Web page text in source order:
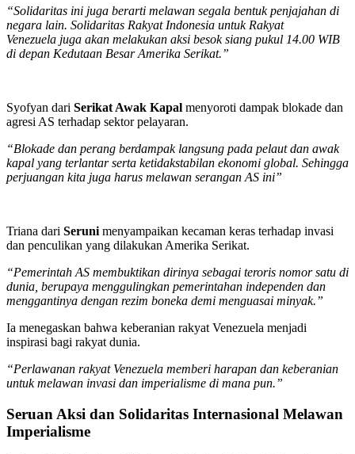
“Solidaritas ini juga berarti melawan segala bentuk penjajahan di
negara lain. Solidaritas Rakyat Indonesia untuk Rakyat
Venezuela juga akan melakukan aksi besok siang pukul 14.00 WIB
di depan Kedutaan Besar Amerika Serikat.”
Syofyan dari Serikat Awak Kapal menyoroti dampak blokade dan
agresi AS terhadap sektor pelayaran.
“Blokade dan perang berdampak langsung pada pelaut dan awak
kapal yang terlantar serta ketidakstabilan ekonomi global. Sehingga
perjuangan kita juga harus melawan serangan AS ini”
Triana dari Seruni menyampaikan kecaman keras terhadap invasi
dan penculikan yang dilakukan Amerika Serikat.
“Pemerintah AS membuktikan dirinya sebagai teroris nomor satu di
dunia, berupaya menggulingkan pemerintahan independen dan
menggantinya dengan rezim boneka demi menguasai minyak.”
Ia menegaskan bahwa keberanian rakyat Venezuela menjadi
inspirasi bagi rakyat dunia.
“Perlawanan rakyat Venezuela memberi harapan dan keberanian
untuk melawan invasi dan imperialisme di mana pun.”
Seruan Aksi dan Solidaritas Internasional Melawan
Imperialisme